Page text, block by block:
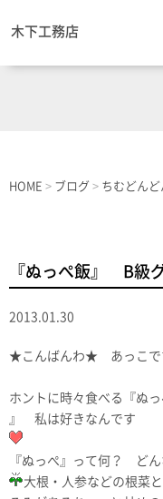
木下工務店
HOME > ブログ > ちむどんど
『ぬっぺ飯』 B級
2013.01.30
★こんばんわ★ あっこで
ホントに時々食べる『ぬっ
』 私は好きなんです
『ぬっぺ』って何？ ど
大根・人参などの根菜